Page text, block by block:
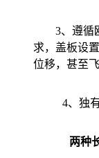
3、遵循
求，盖板设
位移，甚至
4、独
两种